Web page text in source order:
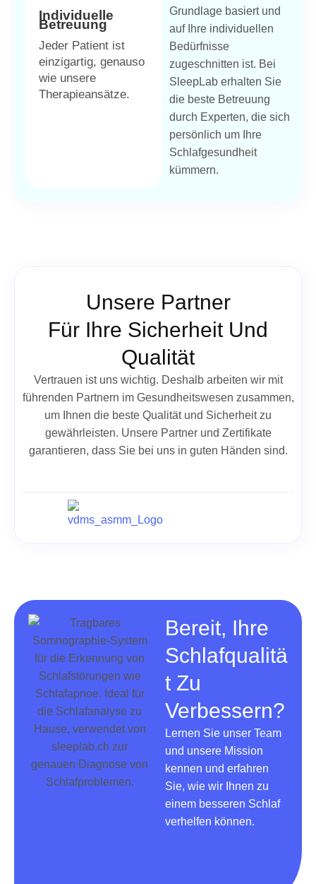
Individuelle
Betreuung
Jeder Patient ist
einzigartig, genauso
wie unsere
Therapieansätze.
Grundlage basiert und
auf Ihre individuellen
Bedürfnisse
zugeschnitten ist. Bei
SleepLab erhalten Sie
die beste Betreuung
durch Experten, die sich
persönlich um Ihre
Schlafgesundheit
kümmern.
Unsere Partner
Für Ihre Sicherheit Und
Qualität
Vertrauen ist uns wichtig. Deshalb arbeiten wir mit
führenden Partnern im Gesundheitswesen zusammen,
um Ihnen die beste Qualität und Sicherheit zu
gewährleisten. Unsere Partner und Zertifikate
garantieren, dass Sie bei uns in guten Händen sind.
Bereit, Ihre
Schlafqualitä
T Zu
Verbessern?​
Lernen Sie unser Team
und unsere Mission
kennen und erfahren
Sie, wie wir Ihnen zu
einem besseren Schlaf
verhelfen können.